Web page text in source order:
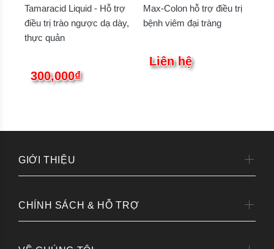
Tamaracid Liquid - Hỗ trợ
điều trị trào ngược dạ dày,
thực quản
300,000₫
Max-Colon hỗ trợ điều trị
bệnh viêm đại tràng
Liên hệ
GIỚI THIỆU
CHÍNH SÁCH & HỖ TRỢ